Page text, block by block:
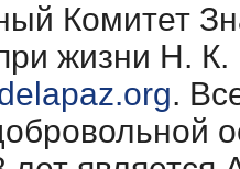
Комитет
жизни Н. К.
.